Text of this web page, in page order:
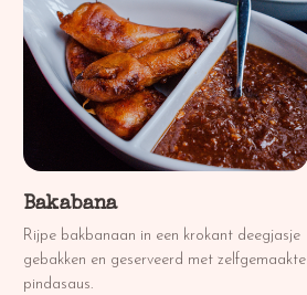
Bakabana
Rijpe bakbanaan in een krokant deegjasje
gebakken en geserveerd met zelfgemaakte
pindasaus.